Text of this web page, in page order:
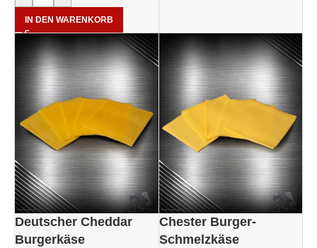
IN DEN WARENKORB
Deutscher Cheddar
Burgerkäse
Chester Burger-
Schmelzkäse